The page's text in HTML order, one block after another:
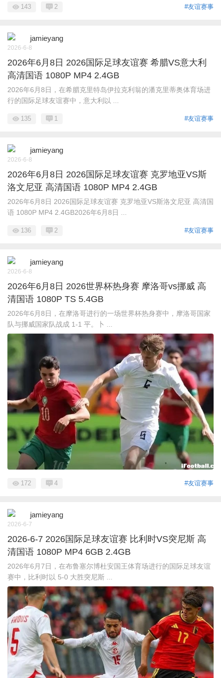
#友谊赛事
143 2
jamieyang
2026-6-8
2026年6月8日 2026国际足球友谊赛 希腊VS意大利
高清国语 1080P MP4 2.4GB
2026年6月8日，在希腊克里特岛伊拉克利翁的潘克里蒂奥体育场进
行的国际足球友谊赛中，意大利以 ...
#友谊赛事
135 1
jamieyang
2026-6-8
2026年6月8日 2026国际足球友谊赛 克罗地亚VS斯
洛文尼亚 高清国语 1080P MP4 2.4GB
2026年6月8日 2026国际足球友谊赛 克罗地亚VS斯洛文尼亚 高清国
语 1080P MP4 2.4GB2026年6月8日 ...
#友谊赛事
136 2
jamieyang
2026-6-8
2026年6月8日 2026世界杯热身赛 摩洛哥vs挪威 高
清国语 1080P TS 5.4GB
2026年6月8日，在摩洛哥进行的一场世界杯热身赛中，摩洛哥国家
队与挪威国家队战成 1-1 平。卜 ...
#友谊赛事
172 4
jamieyang
2026-6-7
2026-6-7 2026国际足球友谊赛 比利时VS突尼斯 高
清国语 1080P MP4 6GB 2.4GB
2026年6月7日，在布鲁塞尔博杜安国王体育场进行的国际足球友谊
赛中，比利时以 5-0 大胜突尼斯 ...